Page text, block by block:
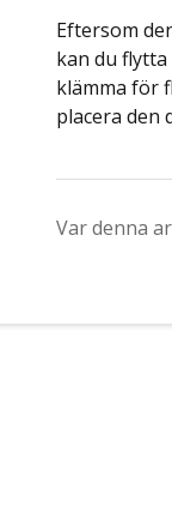
Eftersom
kan du
klämma för
placera den
Var denna